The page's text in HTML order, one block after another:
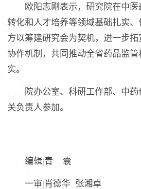
欧阳志刚表示，研究院在中医
转化和人才培养等领域基础扎实
方以筹建研究会为契机，进一步
协作机制，共同推动全省药品监
实。
院办公室、科研工作部、中药
关负责人参加。
编辑|青 囊
一审|肖德华 张湘卓